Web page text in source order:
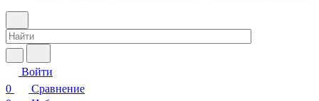
Войти
0
Сравнение